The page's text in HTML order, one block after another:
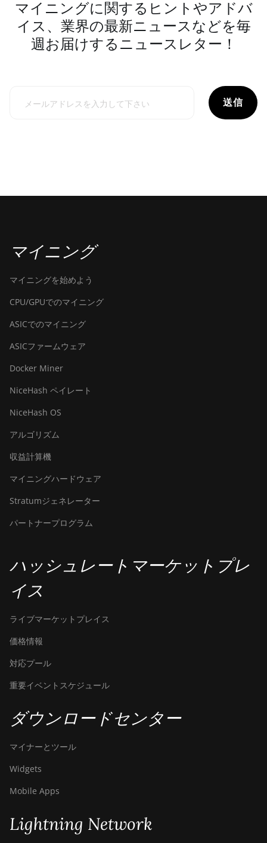
マイニングに関するヒントやアドバ
イス、業界の最新ニュースなどを毎
週お届けするニュースレター！
送信
マイニング
マイニングを始めよう
CPU/GPUでのマイニング
ASICでのマイニング
ASICファームウェア
Docker Miner
NiceHash ペイレート
NiceHash OS
アルゴリズム
収益計算機
マイニングハードウェア
Stratumジェネレーター
パートナープログラム
ハッシュレートマーケットプレ
イス
ライブマーケットプレイス
価格情報
対応プール
重要イベントスケジュール
ダウンロードセンター
マイナーとツール
Widgets
Mobile Apps
Lightning Network